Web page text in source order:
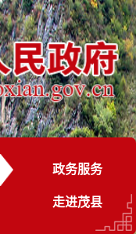
政务服务
走进茂县